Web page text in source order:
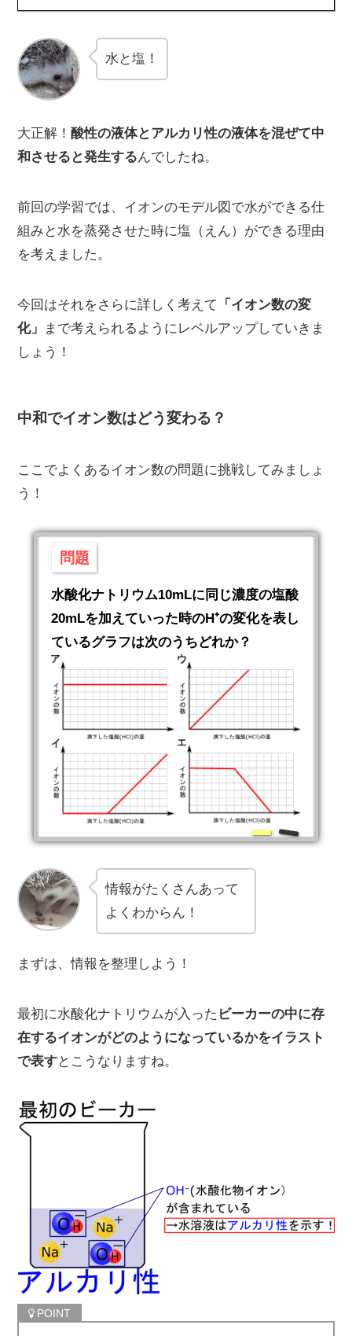
水と塩！
大正解！酸性の液体とアルカリ性の液体を混ぜて中
和させると発生するんでしたね。
前回の学習では、イオンのモデル図で水ができる仕
組みと水を蒸発させた時に塩（えん）ができる理由
を考えました。
今回はそれをさらに詳しく考えて
「イオン数の変
化」
まで考えられるようにレベルアップしていきま
しょう！
中和でイオン数はどう変わる？
ここでよくあるイオン数の問題に挑戦してみましょ
う！
問題
水酸化ナトリウム10mLに同じ濃度の塩酸
20mLを加えていった時のH⁺の変化を表し
ているグラフは次のうちどれか？
情報がたくさんあって
よくわからん！
まずは、情報を整理しよう！
最初に水酸化ナトリウムが入った ビーカーの中に存
在するイオンがどのようになっているかをイラスト
で表すとこうなりますね。